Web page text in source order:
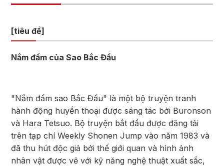
[tiêu đề]
Nắm đấm của Sao Bắc Đẩu
"Nắm đấm sao Bắc Đẩu" là một bộ truyện tranh
hành động huyền thoại được sáng tác bởi Buronson
và Hara Tetsuo. Bộ truyện bắt đầu được đăng tải
trên tạp chí Weekly Shonen Jump vào năm 1983 và
đã thu hút độc giả bởi thế giới quan và hình ảnh
nhân vật được vẽ với kỹ năng nghệ thuật xuất sắc,